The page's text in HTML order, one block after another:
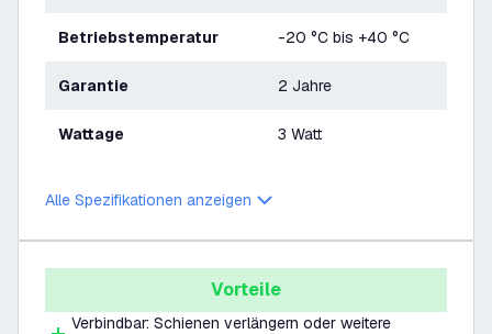
Betriebstemperatur -20 °C bis +40 °C
Garantie 2 Jahre
Wattage 3 Watt
Alle Spezifikationen anzeigen
Vorteile
Verbindbar: Schienen verlängern oder weitere